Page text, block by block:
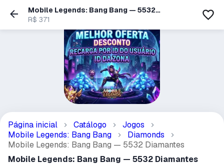
Mobile Legends: Bang Bang — 5532
Diamantes
R$ 371
Página inicial Catálogo
Jogos
Mobile Legends: Bang Bang
Diamonds
Mobile Legends: Bang Bang — 5532 Diamantes
Mobile Legends: Bang Bang — 5532 Diamantes